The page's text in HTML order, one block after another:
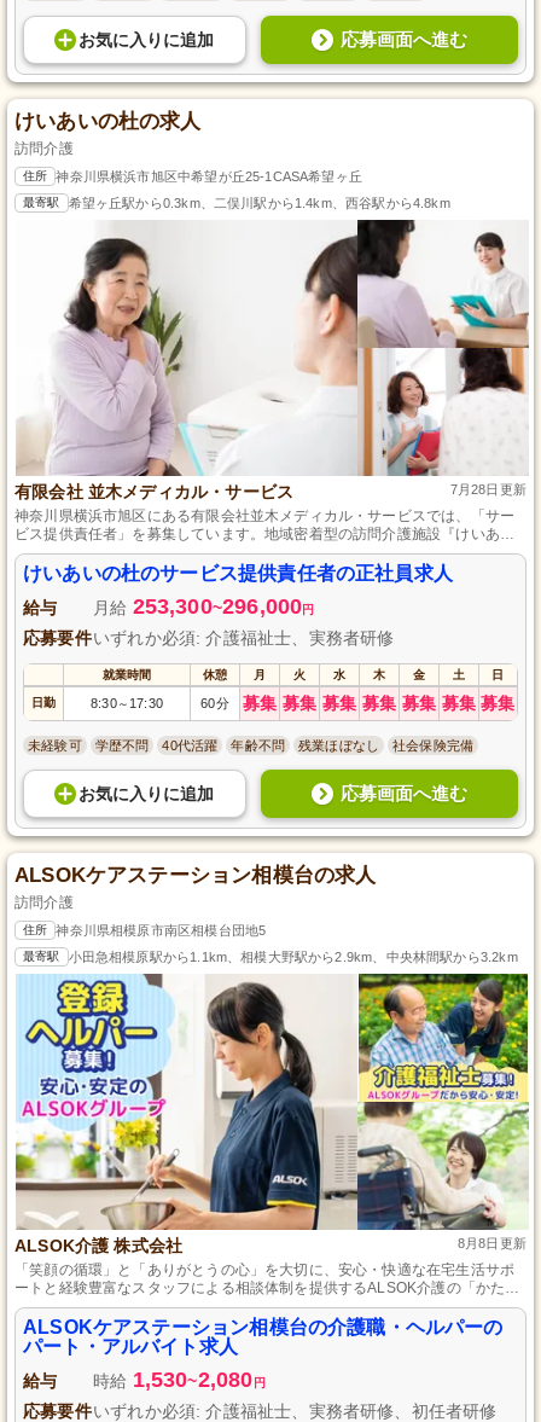
お気に入り に追加 応募画面へ進む
けいあいの杜の求人
訪問介護
住所 神奈川県横浜市旭区中希望が丘25-1CASA希望ヶ丘
最寄駅 希望ヶ丘駅から0.3km、二俣川駅から1.4km、西谷駅から4.8km
有限会社 並木メディカル・サービス 7月28日更新
神奈川県横浜市旭区にある有限会社並木メディカル・サービスでは、「サー
ビス提供責任者」を募集しています。地域密着型の訪問介護施設『けいあい
の杜』で、利用者様一人ひとりに合ったサービス提供やスタッフ育成を担当
しませんか。キャリアアップのチャンスを活かし、プロフェッショナルとし
て成長できる職場です。私たちと一緒に、利用者様が安心して暮らせる生活
をサポートしましょう。
けいあいの杜のサービス提供責任者の正社員求人
給与 月給 253,300~296,000円
応募要件いずれか必須: 介護福祉士、実務者研修
就業時間 休憩 月 火 水 木 金 土 日
日勤 8:30～ 17:30 60分 募集 募集 募集 募集 募集 募集 募集
未経験可 学歴不問 40代活躍 年齢不問 残業ほぼなし 社会保険完備
お気に入り に追加 応募画面へ進む
ALSOKケアステーション相模台の求人
訪問介護
住所 神奈川県相模原市南区相模台団地5
最寄駅 小田急相模原駅から1.1km、相模大野駅から2.9km、中央林間駅から3.2km
ALSOK介護 株式会社 8月8日更新
「笑顔の循環」と「ありがとうの心」を大切に、安心・快適な在宅生活サポ
ートと経験豊富なスタッフによる相談体制を提供するALSOK介護の「かたく
り相模台」です。
ALSOKケアステーション相模台の介護職・ヘルパーの
パート・アルバイト求人
給与 時給 1,530~2,080 円
応募要件いずれか必須: 介護福祉士、実務者研修、初任者研修